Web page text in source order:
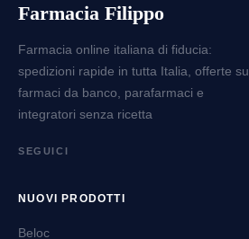
Farmacia Filippo
Farmacia online italiana di fiducia:
spedizioni rapide in tutta Italia, offerte su
farmaci da banco, parafarmaci e
integratori senza ricetta
SEGUICI
NUOVI PRODOTTI
Beloc